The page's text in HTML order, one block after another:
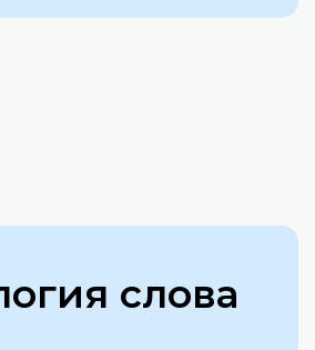
слова